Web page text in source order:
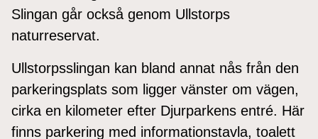
Slingan går också genom Ullstorps
naturreservat.
Ullstorpsslingan kan bland annat nås från den
parkeringsplats som ligger vänster om vägen,
cirka en kilometer efter Djurparkens entré. Här
finns parkering med informationstavla, toalett